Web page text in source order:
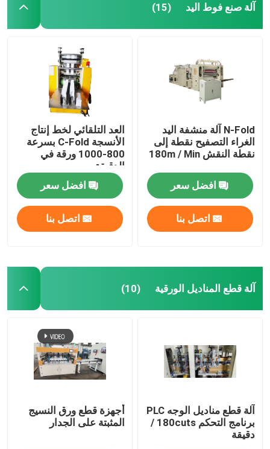
آلة صنع فوط اليد (15)
N-Fold آلة منشفة اليد
الغراء التصفيح نقطة إلى
نقطة النقش 180m / Min
افضل سعر
اتصل بنا
العد التلقائي لخط إنتاج
الأنسجة C-Fold بسرعة
800-1000 ورقة في
الدقيقة
افضل سعر
اتصل بنا
آلة قطع المناديل الورقية (10)
آلة قطع مناديل الوجه PLC
برنامج التحكم 180cuts /
دقيقة
أجهزة قطع ورق النسيج
المثبتة على الجدار